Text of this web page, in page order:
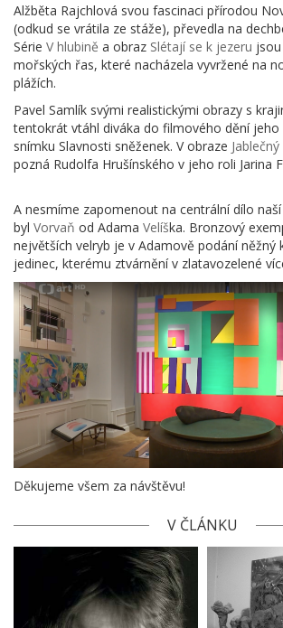
Alžběta Rajchlová svou fascinaci přírodou
(odkud se vrátila ze stáže), převedla na
Série V hlubině a obraz Slétají se k jezeru
mořských řas, které nacházela vyvržené na
plážích.
Pavel Samlík svými realistickými obrazy s
tentokrát vtáhl diváka do filmového dění jeho
snímku Slavnosti sněženek. V obraze
pozná Rudolfa Hrušínského v jeho roli Jarina
A nesmíme zapomenout na centrální dílo
byl Vorvaň od Adama Velíška. Bronzový
největších velryb je v Adamově podání něžný
jedinec, kterému ztvárnění v zlatavozelené
Děkujeme všem za návštěvu!
V ČLÁNKU